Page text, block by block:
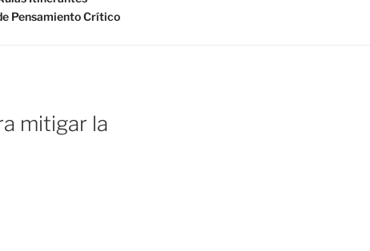
Pensamiento Crítico
mitigar la